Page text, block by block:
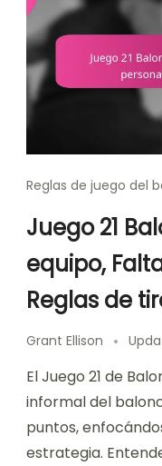
Reglas de juego del
Juego 21
equipo,
Reglas de
Grant Ellison
El Juego 21 de
informal del
puntos,
estrategia.